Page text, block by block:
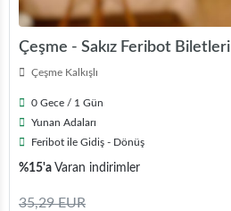
Çeşme - Sakız Feribot Biletleri
Çeşme Kalkışlı
0 Gece / 1 Gün
Yunan Adaları
Feribot ile Gidiş - Dönüş
%15'a Varan indirimler
35,29 EUR